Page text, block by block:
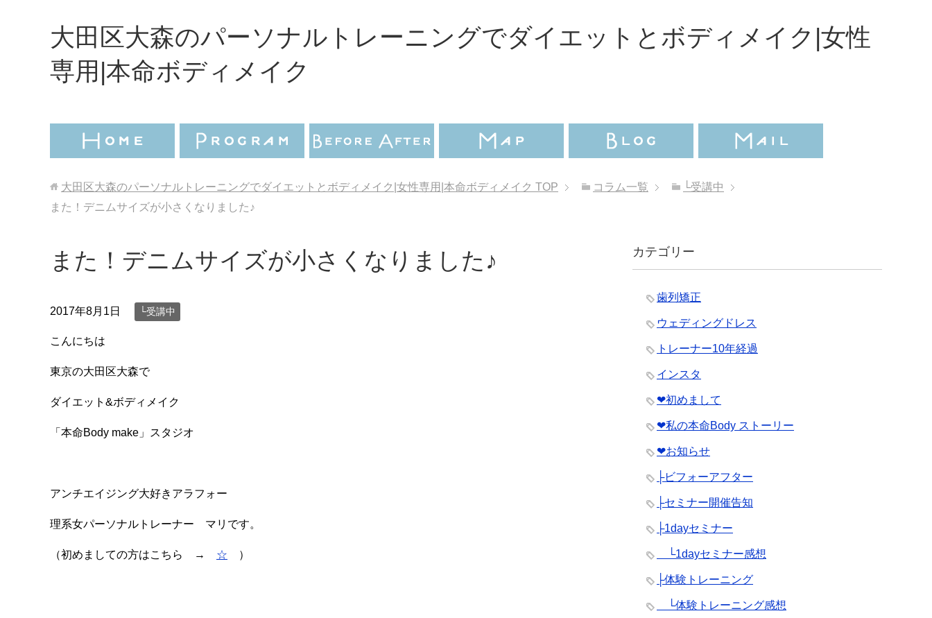
大田区大森のパーソナルトレーニングでダイエットとボディメイク|女性
専用|本命ボディメイク
大田区大森のパーソナルトレーニングでダイエットとボディメイク|女性専用|本命ボディメイク TOP コラム一覧
└受講中
また！デニムサイズが小さくなりました♪
また！デニムサイズが小さくなりました♪
2017年8月1日 └受講中
こんにちは
東京の大田区大森で
ダイエット&ボディメイク
「本命Body make」スタジオ
アンチエイジング大好きアラフォー
理系女パーソナルトレーナー マリです。
（初めましての方はこちら → ☆ ）
カテゴリー
歯列矯正
ウェディングドレス
トレーナー10年経過
インスタ
❤︎初めまして
❤︎私の本命Body ストーリー
❤︎お知らせ
├ビフォーアフター
├セミナー開催告知
├1dayセミナー
└1dayセミナー感想
├体験トレーニング
└体験トレーニング感想